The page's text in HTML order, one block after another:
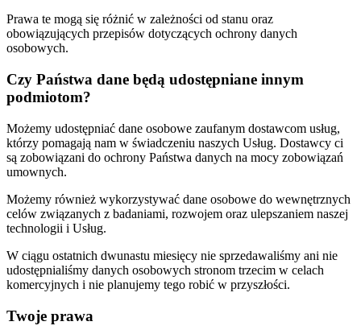
Prawa te mogą się różnić w zależności od stanu oraz
obowiązujących przepisów dotyczących ochrony danych
osobowych.
Czy Państwa dane będą udostępniane innym
podmiotom?
Możemy udostępniać dane osobowe zaufanym dostawcom usług,
którzy pomagają nam w świadczeniu naszych Usług. Dostawcy ci
są zobowiązani do ochrony Państwa danych na mocy zobowiązań
umownych.
Możemy również wykorzystywać dane osobowe do wewnętrznych
celów związanych z badaniami, rozwojem oraz ulepszaniem naszej
technologii i Usług.
W ciągu ostatnich dwunastu miesięcy nie sprzedawaliśmy ani nie
udostępnialiśmy danych osobowych stronom trzecim w celach
komercyjnych i nie planujemy tego robić w przyszłości.
Twoje prawa